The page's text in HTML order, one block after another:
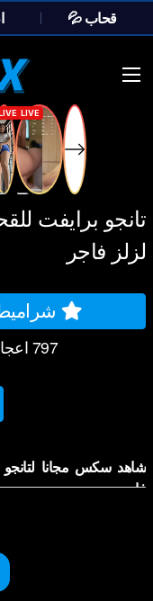
💦 قحاب
content
تانجو برايفت
لزلز فاجر
797
شاهد سكس مجانا
فاجر.